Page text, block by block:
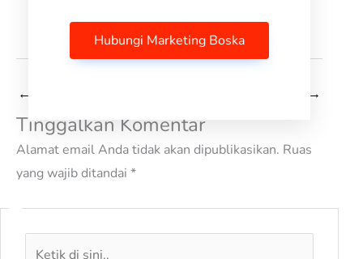
Hubungi Marketing Boska
← →
Tinggalkan Komentar
Alamat email Anda tidak akan dipublikasikan. Ruas
yang wajib ditandai *